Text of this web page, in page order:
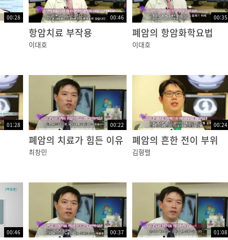
00:28 00:46
항암치료 부작용
이대호
00:35
폐암의 항암화학요법
이대호
01:28 00:22
폐암의 치료가 힘든 이유
최창민
00:24
폐암의 흔한 전이 부위
김형렬
00:46 00:37 01:08